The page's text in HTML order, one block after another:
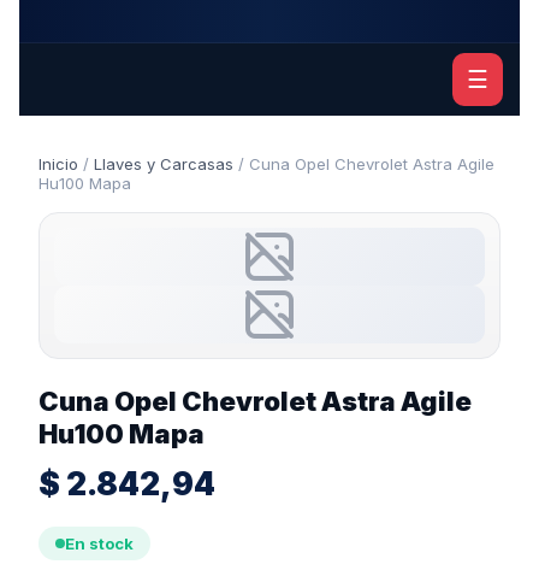
☰
Inicio / Llaves y Carcasas / Cuna Opel Chevrolet Astra Agile
Hu100 Mapa
Cuna Opel Chevrolet Astra Agile
Hu100 Mapa
$ 2.842,94
En stock